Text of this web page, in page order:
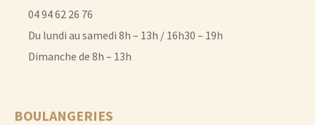
04 94 62 26 76
Du lundi au samedi 8h – 13h / 16h30 – 19h
Dimanche de 8h – 13h
BOULANGERIES